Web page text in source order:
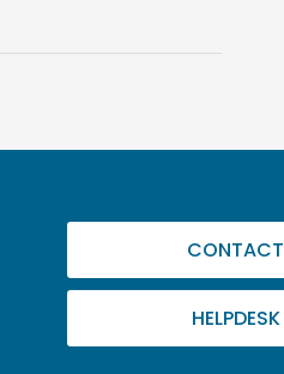
CONTACT
HELPDESK